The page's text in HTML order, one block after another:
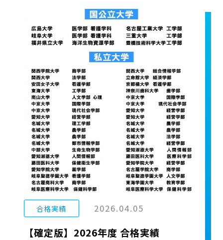
合格実績 2026.04.05
【確定版】2026年度 合格実績